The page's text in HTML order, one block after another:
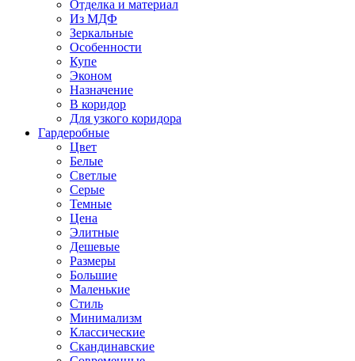
Отделка и материал
Из МДФ
Зеркальные
Особенности
Купе
Эконом
Назначение
В коридор
Для узкого коридора
Гардеробные
Цвет
Белые
Светлые
Серые
Темные
Цена
Элитные
Дешевые
Размеры
Большие
Маленькие
Стиль
Минимализм
Классические
Скандинавские